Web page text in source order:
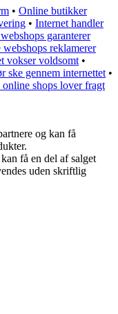
• Online butikker
• Internet handler
garanterer
webshops reklamerer
vokser voldsomt •
ske gennem internettet •
shops lover fragt
og kan få
få en del af salget
uden skriftlig